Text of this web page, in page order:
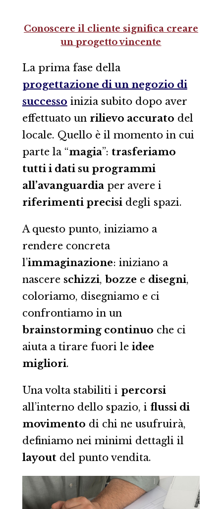
Conoscere il cliente significa creare
un progetto vincente
La prima fase della
progettazione di un negozio di
successo inizia subito dopo aver
effettuato un rilievo accurato del
locale. Quello è il momento in cui
parte la “magia”: trasferiamo
tutti i dati su programmi
all’avanguardiaper avere i
riferimenti precisidegli spazi.
A questo punto, iniziamo a
rendere concreta
l’immaginazione: iniziano a
nascere schizzi, bozzee disegni,
coloriamo, disegniamo e ci
confrontiamo in un
brainstorming continuo che ci
aiuta a tirare fuori le idee
migliori.
Una volta stabiliti i percorsi
all’interno dello spazio, i flussi di
movimento di chi ne usufruirà,
definiamo nei minimi dettagli il
layoutdel punto vendita.